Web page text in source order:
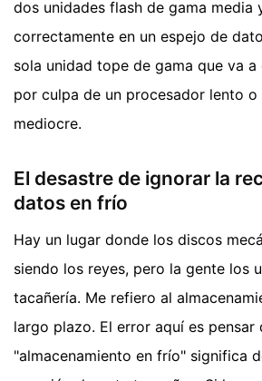
dos unidades flash de gama media
correctamente en un espejo de
sola unidad tope de gama que va
por culpa de un procesador lento o
mediocre.
El desastre de ignorar la
datos en frío
Hay un lugar donde los discos
siendo los reyes, pero la gente los
tacañería. Me refiero al
largo plazo. El error aquí es pensar
"almacenamiento en frío" significa